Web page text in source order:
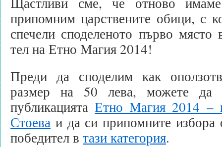
припомним царствените обици, с
спечели споделеното първо място
тел на Етно Магия 2014!
Преди да споделим как
размер на 50 лева, можете да
публикациятаЕтно Магия 2014 –
Стоева и да си припомните избора
победител в тази категория.